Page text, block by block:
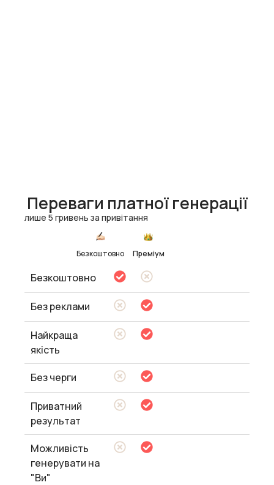
Переваги платної генерації
лише 5 гривень за привітання
Безкоштовно Преміум
Безкоштовно
Без реклами
Найкраща
якість
Без черги
Приватний
результат
Можливість
генерувати на
"Ви"